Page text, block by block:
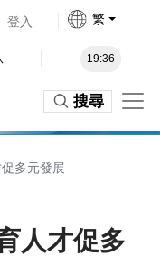
登入 繁
19:36
搜尋
多元發展
人才促多